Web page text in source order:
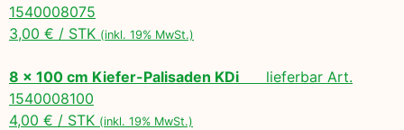
1540008075
3,00 € / STK (inkl. 19% MwSt.)
8 x 100 cm Kiefer-Palisaden KDi lieferbar Art.
1540008100
4,00 € / STK (inkl. 19% MwSt.)